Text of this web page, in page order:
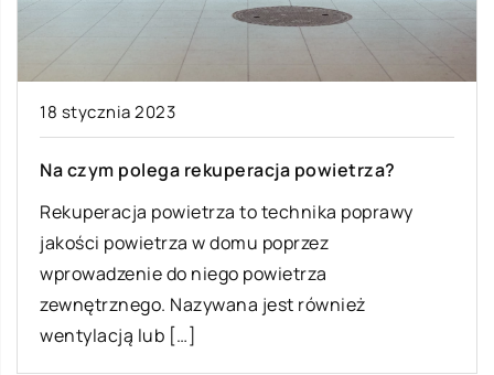
18 stycznia 2023
Na czym polega rekuperacja powietrza?
Rekuperacja powietrza to technika poprawy
jakości powietrza w domu poprzez
wprowadzenie do niego powietrza
zewnętrznego. Nazywana jest również
wentylacją lub […]